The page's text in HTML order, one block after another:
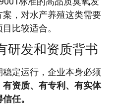
，对水产养殖这类需要
比较适合。
研发和资质背书
定运行，企业本身必须
有资质、有专利、有实体
任。